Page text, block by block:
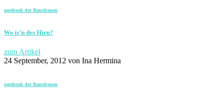
tagebook der Rausfrauen
Wo is’n des Hirn?
zum Artikel
24 September, 2012 von Ina Hermina
tagebook der Rausfrauen